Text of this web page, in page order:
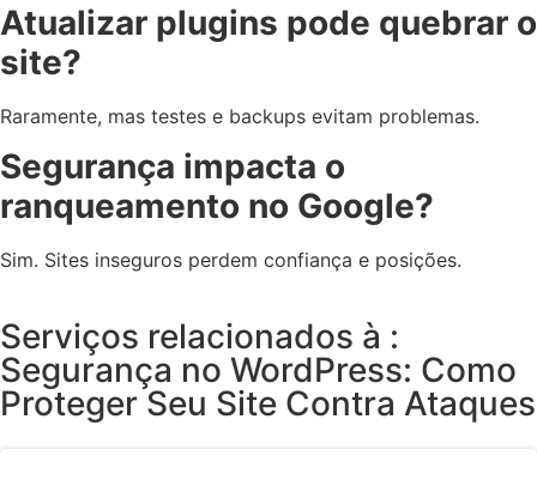
Atualizar plugins pode quebrar o
site?
Raramente, mas testes e backups evitam problemas.
Segurança impacta o
ranqueamento no Google?
Sim. Sites inseguros perdem confiança e posições.
Serviços relacionados à :
Segurança no WordPress: Como
Proteger Seu Site Contra Ataques